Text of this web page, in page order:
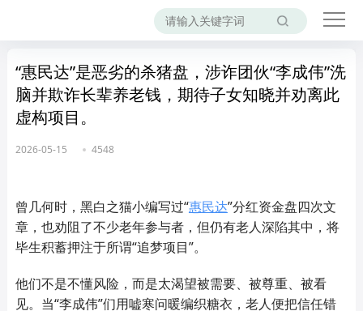
“惠民达”是恶劣的杀猪盘，涉诈团伙“李成伟”洗
脑并欺诈长辈养老钱，期待子女知晓并劝离此
虚构项目。
2026-05-15 4548
曾几何时，黑白之猫小编写过“惠民达”分红资金盘四次文
章，也劝阻了不少老年参与者，但仍有老人深陷其中，将
毕生积蓄押注于所谓“追梦项目”。
他们不是不懂风险，而是太渴望被需要、被尊重、被看
见。当“李成伟”们用嘘寒问暖编织糖衣，老人便把信任错